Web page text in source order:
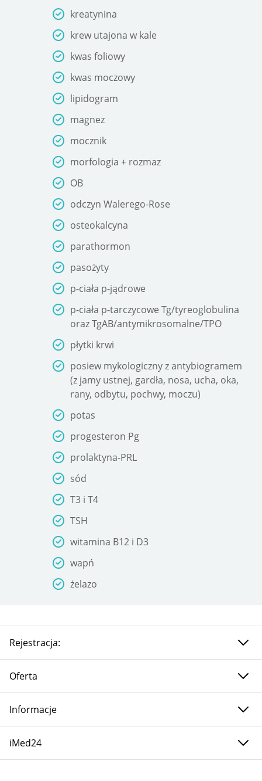
kreatynina
krew utajona w kale
kwas foliowy
kwas moczowy
lipidogram
magnez
mocznik
morfologia + rozmaz
OB
odczyn Walerego-Rose
osteokalcyna
parathormon
pasożyty
p-ciała p-jądrowe
p-ciała p-tarczycowe Tg/tyreoglobulina
oraz TgAB/antymikrosomalne/TPO
płytki krwi
posiew mykologiczny z antybiogramem
(z jamy ustnej, gardła, nosa, ucha, oka,
rany, odbytu, pochwy, moczu)
potas
progesteron Pg
prolaktyna-PRL
sód
T3 i T4
TSH
witamina B12 i D3
wapń
żelazo
Rejestracja:
Oferta
Informacje
iMed24